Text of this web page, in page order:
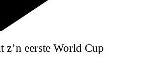
z’n eerste World Cup